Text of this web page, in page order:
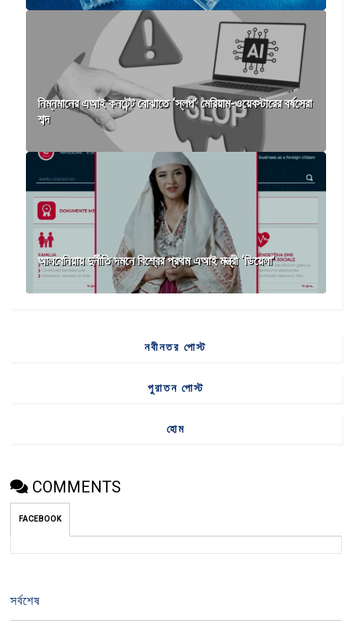
নিম্নমানের এআই কনটেন্ট বোঝাতে ‘স্লপ’ মেরিয়াম-ওয়েবস্টারের বর্ষসেরা
শব্দ
আলবেনিয়ায় দুর্নীতি দমনে বিশ্বের প্রথম এআই মন্ত্রী ‘ডিয়েলা’
নবীনতর পোস্ট
পুরাতন পোস্ট
হোম
COMMENTS
FACEBOOK
সর্বশেষ